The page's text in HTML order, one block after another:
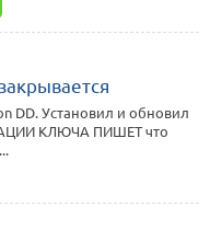
DD. Установил и обновил
КЛЮЧА ПИШЕТ что